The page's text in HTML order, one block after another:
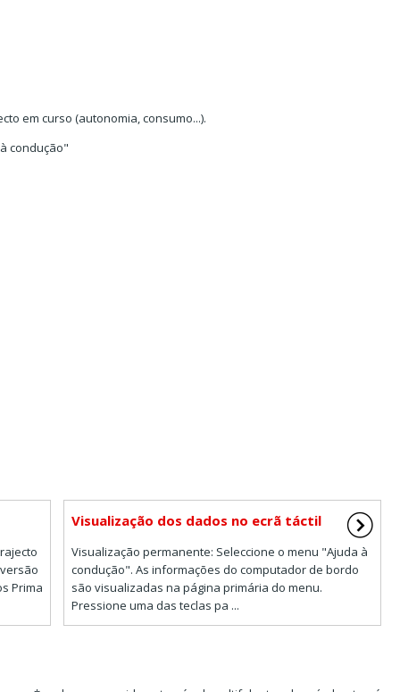
em curso (autonomia, consumo...).
condução"
Prima
Visualização dos dados no ecrã táctil
Visualização permanente: Seleccione o menu "Ajuda à
condução". As informações do computador de bordo
são visualizadas na página primária do menu.
Pressione uma das teclas pa ...